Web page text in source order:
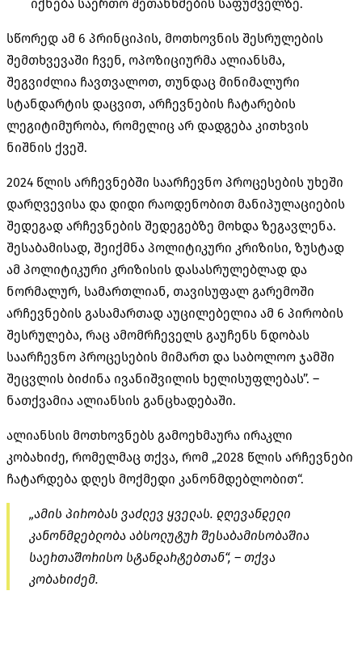
იქნება საერთო შეთანხმების საფუძველზე.
სწორედ ამ 6 პრინციპის, მოთხოვნის შესრულების
შემთხვევაში ჩვენ, ოპოზიციურმა ალიანსმა,
შეგვიძლია ჩავთვალოთ, თუნდაც მინიმალური
სტანდარტის დაცვით, არჩევნების ჩატარების
ლეგიტიმურობა, რომელიც არ დადგება კითხვის
ნიშნის ქვეშ.
2024 წლის არჩევნებში საარჩევნო პროცესების უხეში
დარღვევისა და დიდი რაოდენობით მანიპულაციების
შედეგად არჩევნების შედეგებზე მოხდა ზეგავლენა.
შესაბამისად, შეიქმნა პოლიტიკური კრიზისი, ზუსტად
ამ პოლიტიკური კრიზისის დასასრულებლად და
ნორმალურ, სამართლიან, თავისუფალ გარემოში
არჩევნების გასამართად აუცილებელია ამ 6 პირობის
შესრულება, რაც ამომრჩეველს გაუჩენს ნდობას
საარჩევნო პროცესების მიმართ და საბოლოო ჯამში
შეცვლის ბიძინა ივანიშვილის ხელისუფლებას”. –
ნათქვამია ალიანსის განცხადებაში.
ალიანსის მოთხოვნებს გამოეხმაურა ირაკლი
კობახიძე, რომელმაც თქვა, რომ „2028 წლის არჩევნები
ჩატარდება დღეს მოქმედი კანონმდებლობით“.
„ამის პირობას ვაძლევ ყველას. დღევანდელი
კანონმდებლობა აბსოლუტურ შესაბამისობაშია
საერთაშორისო სტანდარტებთან“, – თქვა
კობახიძემ.